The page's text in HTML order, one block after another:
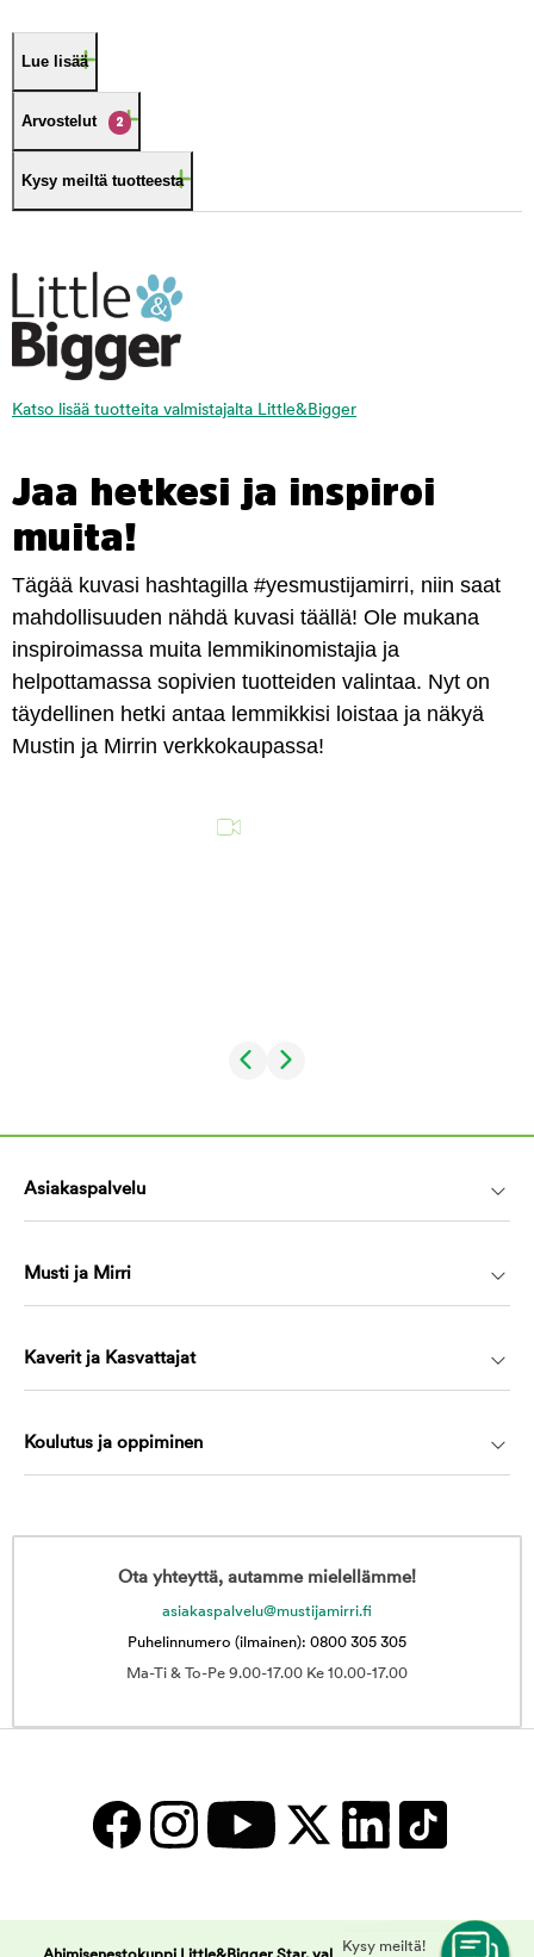
Lue lisää
Arvostelut 2
Kysy meiltä tuotteesta
Katso lisää tuotteita valmistajalta Little&Bigger
Jaa hetkesi ja inspiroi
muita!
Tägää kuvasi hashtagilla #yesmustijamirri, niin saat
mahdollisuuden nähdä kuvasi täällä! Ole mukana
inspiroimassa muita lemmikinomistajia ja
helpottamassa sopivien tuotteiden valintaa. Nyt on
täydellinen hetki antaa lemmikkisi loistaa ja näkyä
Mustin ja Mirrin verkkokaupassa!
Kysy meiltä!
Asiakaspalvelu
Musti ja Mirri
Kaverit ja Kasvattajat
Koulutus ja oppiminen
Ota yhteyttä, autamme mielellämme!
asiakaspalvelu@mustijamirri.fi
Puhelinnumero (ilmainen): 0800 305 305
Ma-Ti & To-Pe 9.00-17.00 Ke 10.00-17.00